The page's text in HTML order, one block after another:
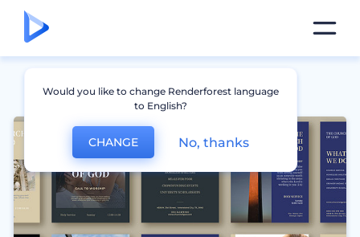
Would you like to change Renderforest language
to English?
CHANGE No, thanks